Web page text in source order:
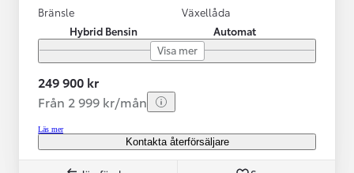
Bränsle
Hybrid Bensin
Växellåda
Automat
Visa mer
249 900 kr
Från 2 999 kr/mån
Läs mer
Kontakta återförsäljare